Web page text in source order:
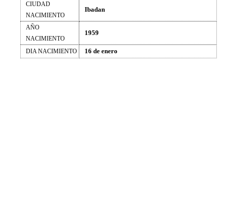
CIUDAD
NACIMIENTO
Ibadan
AÑO
NACIMIENTO
1959
DIA NACIMIENTO 16 de enero